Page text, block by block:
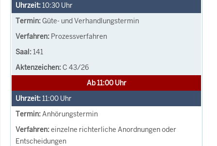
10:30 Uhr
Güte- und Verhandlungstermin
Prozessverfahren
141
C 43/26
Ab 11:00 Uhr
11:00 Uhr
Anhörungstermin
einzelne richterliche Anordnungen oder
Entscheidungen